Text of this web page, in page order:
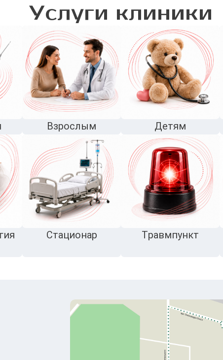
Услуги клиники
Взрослым Детям
Стационар Травмпункт